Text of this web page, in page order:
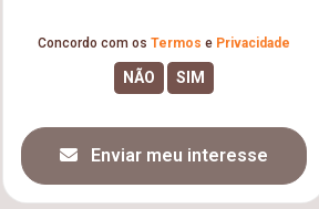
Concordo com os Termos e Privacidade
Enviar meu interesse